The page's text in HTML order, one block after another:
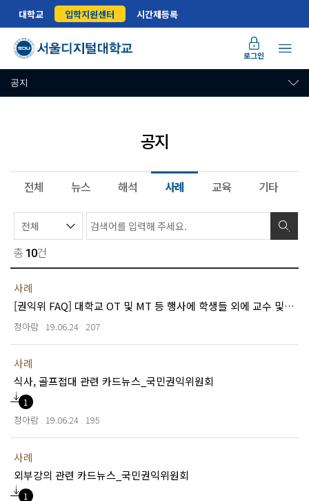
대학교 입학지원센터 시간제등록
로그인
공지
공지
전체 뉴스 해석 사례 교육 기타
총 10건
사례
[권익위 FAQ] 대학교 OT 및 MT 등 행사에 학생들 외에 교수 및 교직원들이 참석하는 경우
정아람 19.06.24 207
사례
식사, 골프접대 관련 카드뉴스_국민권익위원회
1
정아람 19.06.24 195
사례
외부강의 관련 카드뉴스_국민권익위원회
1